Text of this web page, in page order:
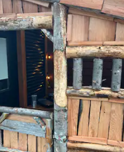
4,92 puan, 37